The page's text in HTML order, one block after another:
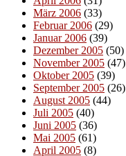
März 2006 (33)
Februar 2006 (29)
Januar 2006 (39)
Dezember 2005 (50)
November 2005 (47)
Oktober 2005 (39)
September 2005 (26)
August 2005 (44)
Juli 2005 (40)
Juni 2005 (36)
Mai 2005 (61)
April 2005 (8)